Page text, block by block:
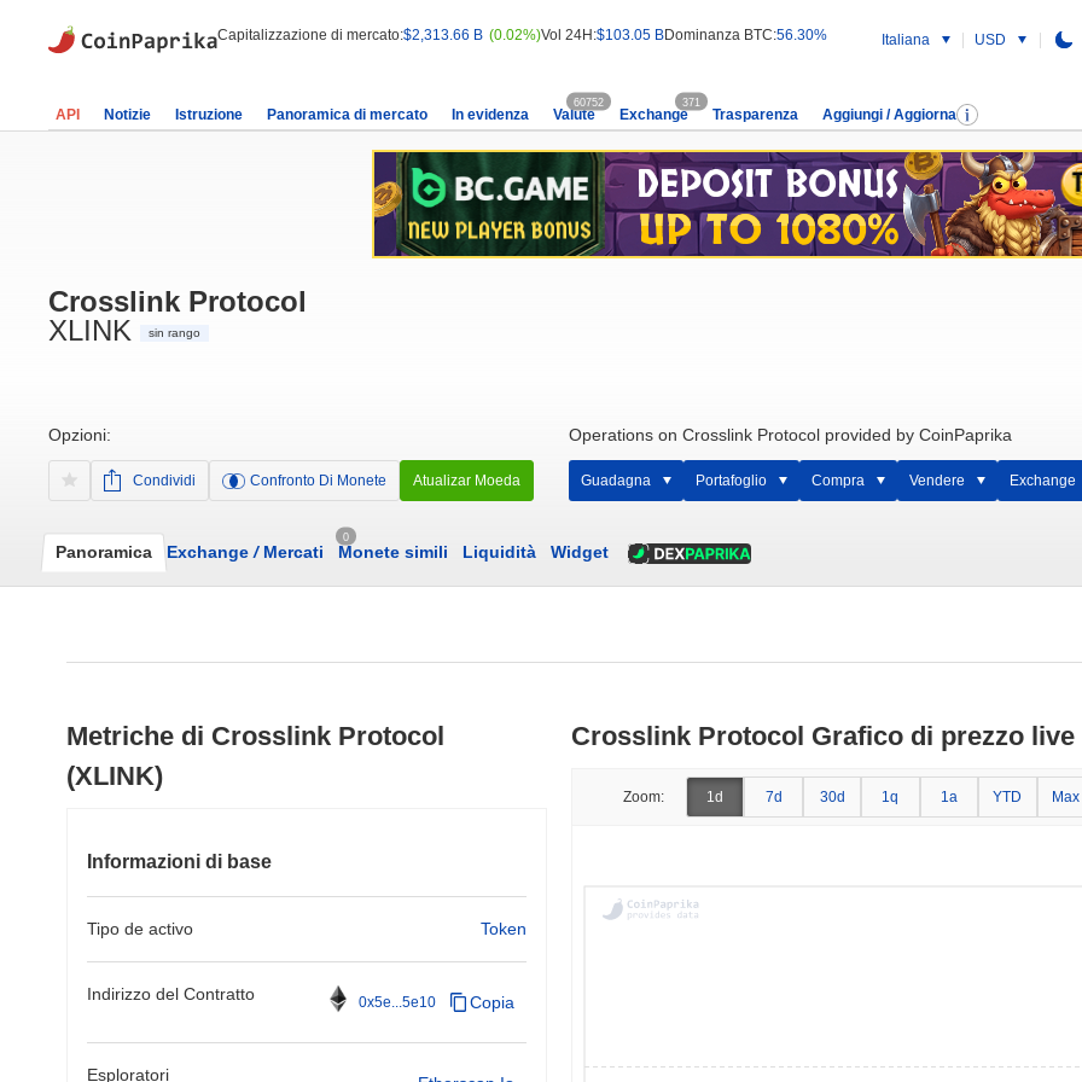
Capitalizzazione di mercato:$2,313.66 B (0.02%)Vol 24H:$103.05 BDominanza BTC:56.30% Italiana USD
API Notizie Istruzione Panoramica di mercato In evidenza Valute
60752
Exchange
371
Trasparenza Aggiungi / Aggiorna
Crosslink Protocol
XLINK
sin rango
Opzioni:
Condividi Confronto Di Monete Atualizar Moeda
Operations on Crosslink Protocol provided by CoinPaprika
Guadagna Portafoglio Compra Vendere Exchange
Panoramica Exchange /Mercati
0
Monete simili Liquidità Widget
Metriche di Crosslink Protocol
(XLINK)
Informazioni di base
Tipo de activo Token
Indirizzo del Contratto 0x5e...5e10 Copia
Esploratori
Crosslink Protocol Grafico di prezzo live
Zoom: 1d 7d 30d 1q 1a YTD Max